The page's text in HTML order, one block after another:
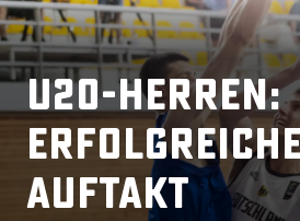
U20-Herren:
Auftakt